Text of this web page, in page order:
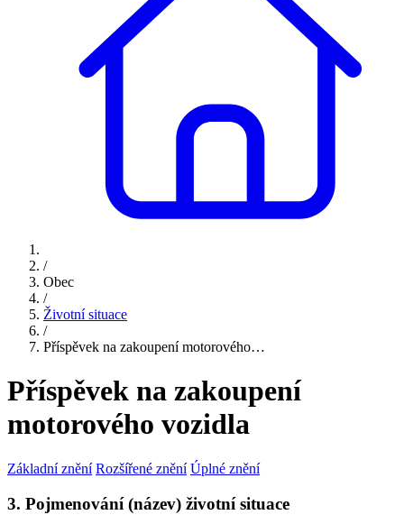
/
Obec
/
Životní situace
/
Příspěvek na zakoupení motorového…
Příspěvek na zakoupení
motorového vozidla
Základní znění Rozšířené znění Úplné znění
3. Pojmenování (název) životní situace